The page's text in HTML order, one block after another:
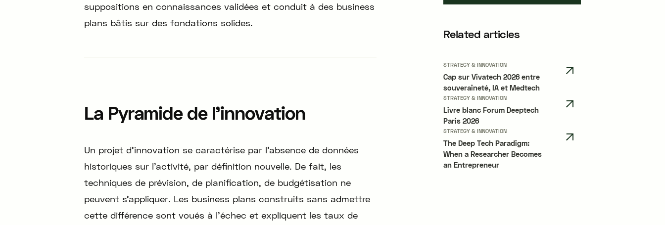
suppositions en connaissances validées et conduit à des business
plans bâtis sur des fondations solides.
La Pyramide de l’innovation
Un projet d’innovation se caractérise par l’absence de données
historiques sur l’activité, par définition nouvelle. De fait, les
techniques de prévision, de planification, de budgétisation ne
peuvent s’appliquer. Les business plans construits sans admettre
cette différence sont voués à l’échec et expliquent les taux de
Related articles
STRATEGY & INNOVATION
Cap sur Vivatech 2026 entre
souveraineté, IA et Medtech
STRATEGY & INNOVATION
Livre blanc Forum Deeptech
Paris 2026
STRATEGY & INNOVATION
The Deep Tech Paradigm:
When a Researcher Becomes
an Entrepreneur